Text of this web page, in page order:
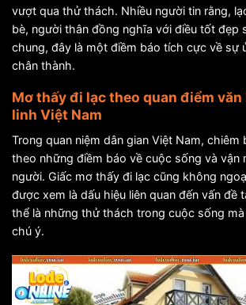
vượt qua thử thách. Nhiều người tin rằng,
bè, người thân đồng nghĩa với điều tốt đẹp
chung, đây là một điềm báo tích cực về sự
chân thành.
Mơ thấy đi lạc theo quan điểm văn
linh Việt Nam
Trong quan niệm dân gian Việt Nam, chiêm
theo những điềm báo về cuộc sống và vận
người. Giấc mơ thấy đi lạc cũng không
được xem là dấu hiệu liên quan đến vấn đề
thể là những thử thách trong cuộc sống
chú ý.